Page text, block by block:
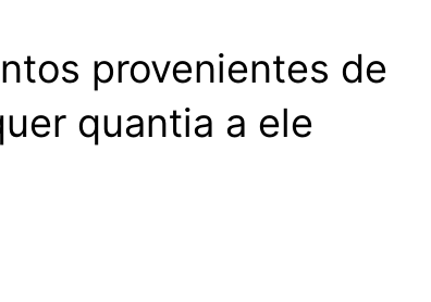
provenientes de
quantia a ele